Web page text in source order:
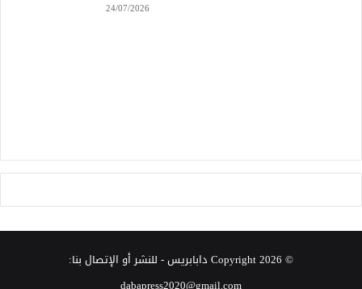
24/07/2026
© Copyright 2026 دابابريس- للنشر أو الإتصال بنا: